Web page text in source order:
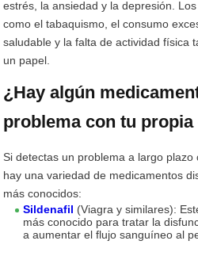
estrés, la ansiedad y la depresión.
como el tabaquismo, el consumo
saludable y la falta de actividad física
un papel.
¿Hay algún
problema con tu
Si detectas un problema a largo plazo
hay una variedad de medicamentos
más conocidos:
Sildenafil (Viagra y similares):
más conocido para tratar la
a aumentar el flujo sanguíneo al